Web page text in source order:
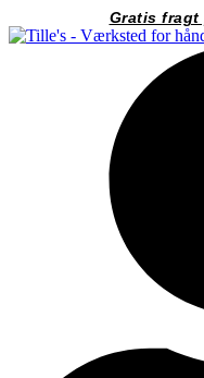
til
Gratis fragt